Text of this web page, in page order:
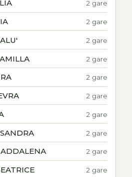
2 gare
2 gare
2 gare
2 gare
2 gare
2 gare
2 gare
2 gare
2 gare
2 gare